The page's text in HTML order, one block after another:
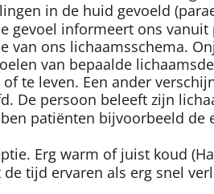
in de huid gevoeld
gevoel informeert ons
van ons lichaamsschema.
van bepaalde
te leven. Een ander
De persoon beleeft zijn
patiënten bijvoorbeeld
Erg warm of juist koud
tijd ervaren als erg snel